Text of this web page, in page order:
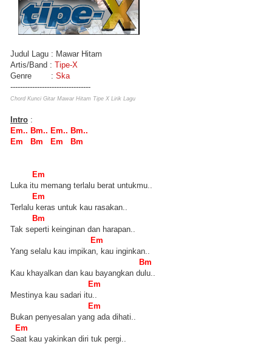
Judul Lagu : Mawar Hitam
Artis/Band : Tipe-X
Genre : Ska
---------------------------------
Chord Kunci Gitar Mawar Hitam Tipe X Lirik Lagu
Intro :
Em.. Bm.. Em.. Bm..
Em Bm Em Bm
Em
Luka itu memang terlalu berat untukmu..
Em
Terlalu keras untuk kau rasakan..
Bm
Tak seperti keinginan dan harapan..
Em
Yang selalu kau impikan, kau inginkan..
Bm
Kau khayalkan dan kau bayangkan dulu..
Em
Mestinya kau sadari itu..
Em
Bukan penyesalan yang ada dihati..
Em
Saat kau yakinkan diri tuk pergi..